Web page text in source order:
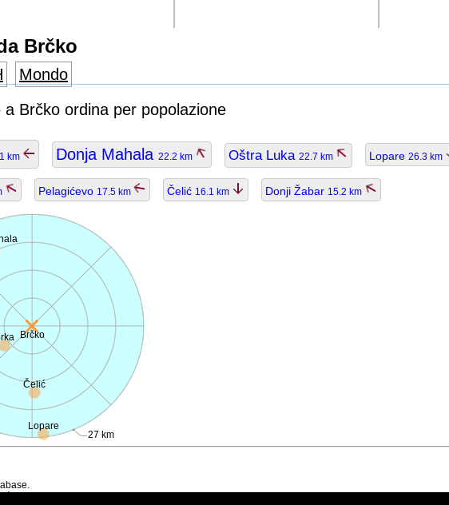
Brčko
Mondo
a Brčko ordina per popolazione
km Donja Mahala 22.2 km Oštra Luka 22.7 km Lopare 26.3 km
Pelagićevo 17.5 km Čelić 16.1 km Donji Žabar 15.2 km
Brčko
27 km
Lopare
Čelić